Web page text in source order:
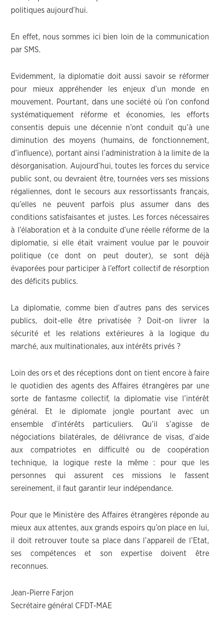
politiques aujourd’hui.
En effet, nous sommes ici bien loin de la communication
par SMS.
Evidemment, la diplomatie doit aussi savoir se réformer
pour mieux appréhender les enjeux d’un monde en
mouvement. Pourtant, dans une société où l’on confond
systématiquement réforme et économies, les efforts
consentis depuis une décennie n’ont conduit qu’à une
diminution des moyens (humains, de fonctionnement,
d’influence), portant ainsi l’administration à la limite de la
désorganisation. Aujourd’hui, toutes les forces du service
public sont, ou devraient être, tournées vers ses missions
régaliennes, dont le secours aux ressortissants français,
qu’elles ne peuvent parfois plus assumer dans des
conditions satisfaisantes et justes. Les forces nécessaires
à l’élaboration et à la conduite d’une réelle réforme de la
diplomatie, si elle était vraiment voulue par le pouvoir
politique (ce dont on peut douter), se sont déjà
évaporées pour participer à l’effort collectif de résorption
des déficits publics.
La diplomatie, comme bien d’autres pans des services
publics, doit-elle être privatisée ? Doit-on livrer la
sécurité et les relations extérieures à la logique du
marché, aux multinationales, aux intérêts privés ?
Loin des ors et des réceptions dont on tient encore à faire
le quotidien des agents des Affaires étrangères par une
sorte de fantasme collectif, la diplomatie vise l’intérêt
général. Et le diplomate jongle pourtant avec un
ensemble d’intérêts particuliers. Qu’il s’agisse de
négociations bilatérales, de délivrance de visas, d’aide
aux compatriotes en difficulté ou de coopération
technique, la logique reste la même : pour que les
personnes qui assurent ces missions le fassent
sereinement, il faut garantir leur indépendance.
Pour que le Ministère des Affaires étrangères réponde au
mieux aux attentes, aux grands espoirs qu’on place en lui,
il doit retrouver toute sa place dans l’appareil de l’Etat,
ses compétences et son expertise doivent être
reconnues.
Jean-Pierre Farjon
Secrétaire général CFDT-MAE